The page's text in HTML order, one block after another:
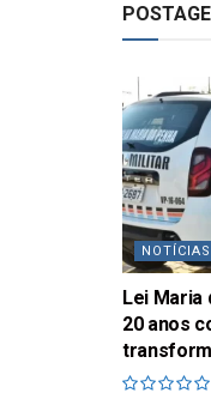
NOTÍCIAS
Lei Maria
20 anos